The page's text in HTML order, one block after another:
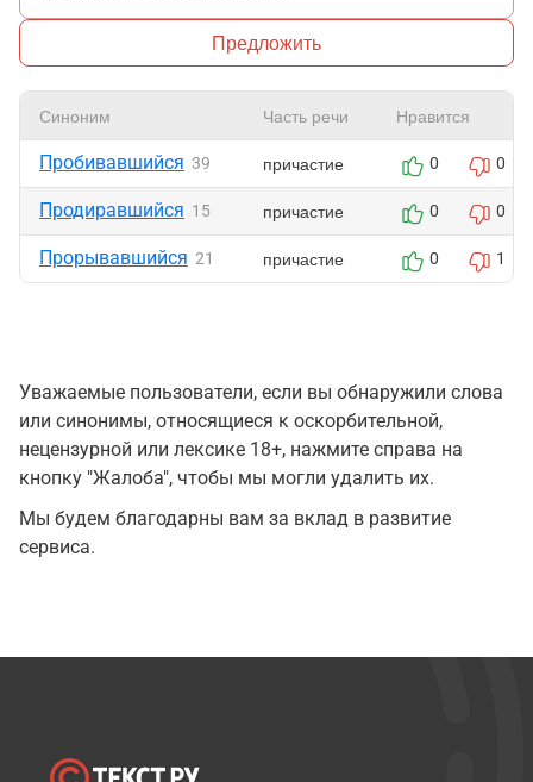
Предложить
Синоним Часть речи Нравится
Пробивавшийся 39 причастие 0 0
Продиравшийся 15 причастие 0 0
Прорывавшийся 21 причастие 0 1
Уважаемые пользователи, если вы обнаружили слова
или синонимы, относящиеся к оскорбительной,
нецензурной или лексике 18+, нажмите справа на
кнопку "Жалоба", чтобы мы могли удалить их.
Мы будем благодарны вам за вклад в развитие
сервиса.